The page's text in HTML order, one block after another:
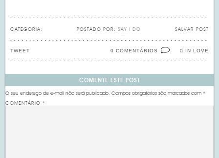
CATEGORIA: SALVAR POST
POSTADO POR: SAY I DO
0 IN LOVE
0 COMENTÁRIOS
TWEET
COMENTE ESTE POST
O seu endereço de e-mail não será publicado. Campos obrigatórios são marcados com*
COMENTÁRIO*